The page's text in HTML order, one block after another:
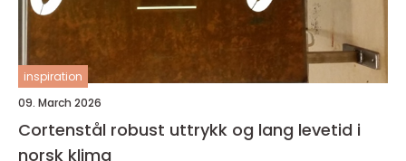
inspiration
09. March 2026
Cortenstål robust uttrykk og lang levetid i
norsk klima